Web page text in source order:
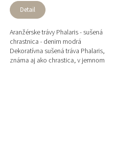
Detail
Aranžérske trávy Phalaris - sušená
chrastnica - denim modrá
Dekoratívna sušená tráva Phalaris,
známa aj ako chrastica, v jemnom